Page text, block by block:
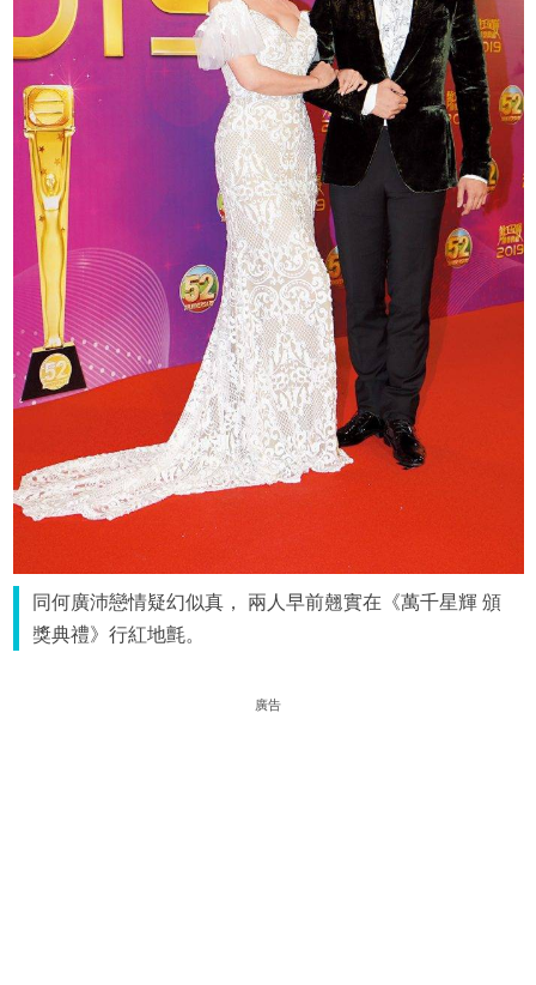
同何廣沛戀情疑幻似真， 兩人早前翹實在《萬千星輝 頒
獎典禮》行紅地氈。
廣告